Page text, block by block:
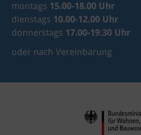
montags 15.00-18.00 Uhr
dienstags 10.00-12.00 Uhr
donnerstags 17.00-19.30 Uhr
oder nach Vereinbarung